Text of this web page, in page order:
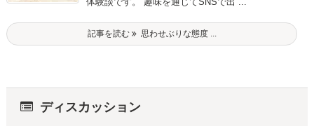
記事を読む 思わせぶりな態度 ...
ディスカッション